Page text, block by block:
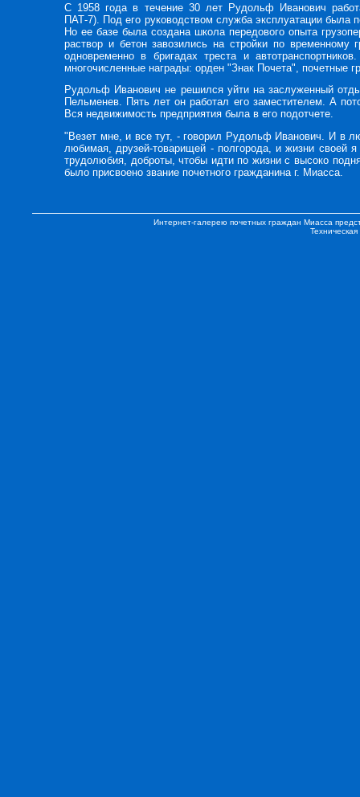
С 1958 года в течение 30 лет Рудольф Иванович
ПАТ-7). Под его руководством служба эксплуатации была
Но ее базе была создана школа передового опыта
раствор и бетон завозились на стройки по временному
одновременно в бригадах треста и
многочисленные награды: орден "Знак Почета", почетные
Рудольф Иванович не решился уйти на заслуженный
Пельменев. Пять лет он работал его заместителем. А
Вся недвижимость предприятия была в его подотчете.
"Везет мне, и все тут, - говорил Рудольф Иванович. И в
любимая, друзей-товарищей - полгорода, и жизни
трудолюбия, доброты, чтобы идти по жизни с высоко
было присвоено звание почетного гражданина г. Миасса.
Интернет-галерею почетных граждан Миасса